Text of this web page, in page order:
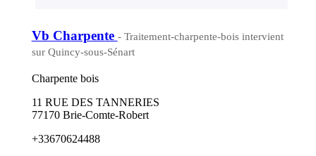
Vb Charpente - Traitement-charpente-bois intervient
sur Quincy-sous-Sénart
Charpente bois
11 RUE DES TANNERIES
77170 Brie-Comte-Robert
+33670624488